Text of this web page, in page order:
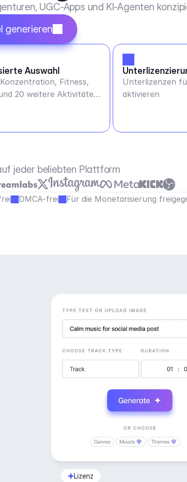
UGC-Apps und KI-Agenten
generieren
Auswahl
Fitness,
20 weitere Aktivitäten
Unterlizenzen
aktivieren
jeder beliebten Plattform
DMCA-frei Für die Monetarisierung
Lizenz